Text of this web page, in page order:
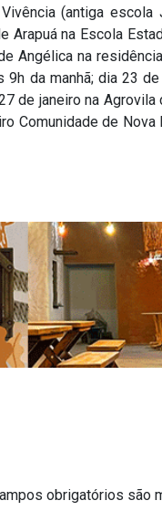
(antiga
na Escola
Angélica na
da manhã; dia 23
de janeiro na Agrovila
Comunidade de
obrigatórios são